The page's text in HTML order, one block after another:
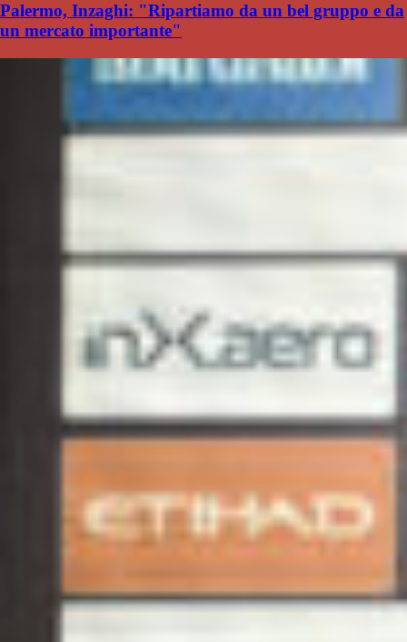
Palermo, Inzaghi: "Ripartiamo da un bel gruppo e da
un mercato importante"